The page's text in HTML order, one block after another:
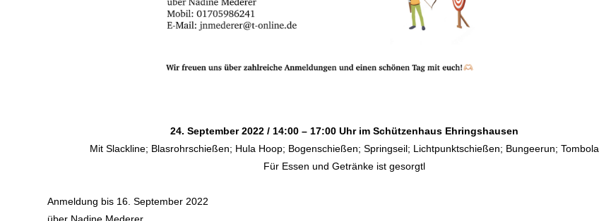
24. September 2022 / 14:00 – 17:00 Uhr im Schützenhaus Ehringshausen
Mit Slackline; Blasrohrschießen; Hula Hoop; Bogenschießen; Springseil; Lichtpunktschießen; Bungeerun; Tombola
Für Essen und Getränke ist gesorgtl
Anmeldung bis 16. September 2022
über Nadine Mederer